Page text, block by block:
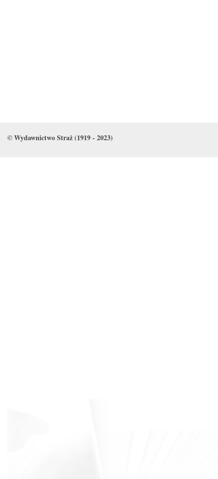
© Wydawnictwo Straż (1919 - 2023)